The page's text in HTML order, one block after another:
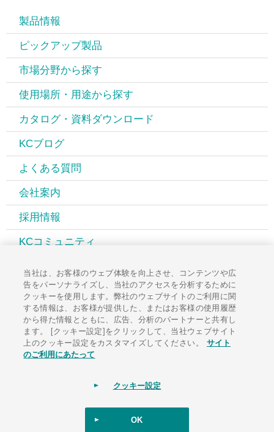
製品情報
ピックアップ製品
市場分野から探す
使用場所・用途から探す
カタログ・資料ダウンロード
KCブログ
よくある質問
会社案内
採用情報
KCコミュニティ
広報誌PAL
お知らせ一覧
お問い合わせ
当社は、お客様のウェブ体験を向上させ、コンテンツや広
告をパーソナライズし、当社のアクセスを分析するために
クッキーを使用します。弊社のウェブサイトのご利用に関
する情報は、お客様が提供した、またはお客様の使用履歴
から得た情報とともに、広告、分析のパートナーと共有し
ます。 [クッキー設定]をクリックして、当社ウェブサイト
上のクッキー設定をカスタマイズしてください。
サイト
のご利用にあたって
クッキー設定
OK